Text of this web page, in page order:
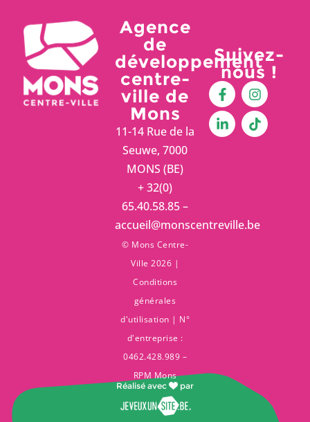
Agence
de
développement
centre-
ville de
Mons
11-14 Rue de la
Seuwe, 7000
MONS (BE)
+ 32(0)
65.40.58.85 –
accueil@monscentreville.be
© Mons Centre-
Ville 2026 |
Conditions
générales
d'utilisation | N°
d'entreprise :
0462.428.989 –
RPM Mons
Réalisé avec par
,
Suivez-
nous !